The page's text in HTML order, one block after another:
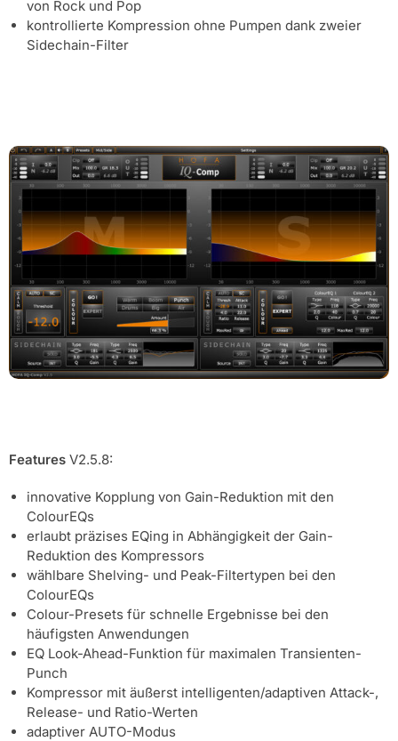
von Rock und Pop
kontrollierte Kompression ohne Pumpen dank zweier
Sidechain-Filter
Features V2.5.8:
innovative Kopplung von Gain-Reduktion mit den
ColourEQs
erlaubt präzises EQing in Abhängigkeit der Gain-
Reduktion des Kompressors
wählbare Shelving- und Peak-Filtertypen bei den
ColourEQs
Colour-Presets für schnelle Ergebnisse bei den
häufigsten Anwendungen
EQ Look-Ahead-Funktion für maximalen Transienten-
Punch
Kompressor mit äußerst intelligenten/adaptiven Attack-,
Release- und Ratio-Werten
adaptiver AUTO-Modus